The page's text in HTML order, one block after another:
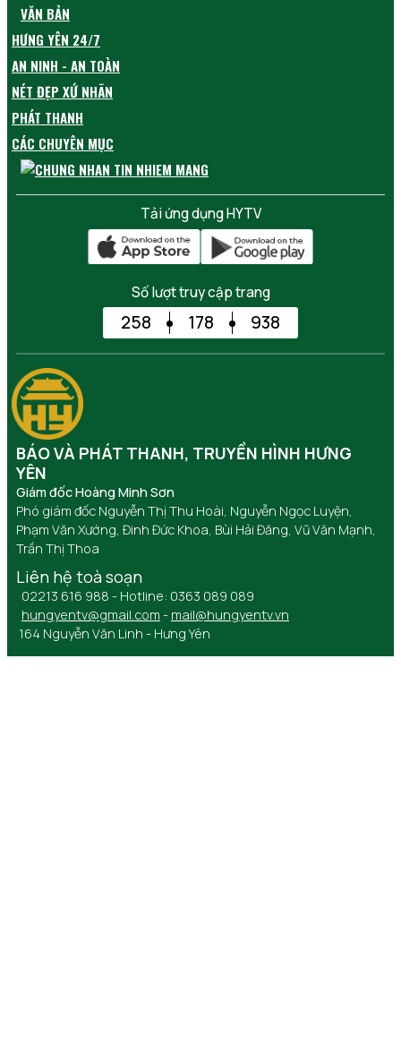
VĂN BẢN
HƯNG YÊN 24/7
AN NINH - AN TOÀN
NÉT ĐẸP XỨ NHÃN
PHÁT THANH
CÁC CHUYÊN MỤC
Tải ứng dụng HYTV
Số lượt truy cập trang
258 178 938
BÁO VÀ PHÁT THANH, TRUYỀN HÌNH HƯNG
YÊN
Giám đốc Hoàng Minh Sơn
Phó giám đốc Nguyễn Thị Thu Hoài, Nguyễn Ngọc Luyện,
Phạm Văn Xướng, Đinh Đức Khoa, Bùi Hải Đăng, Vũ Văn Mạnh,
Trần Thị Thoa
Liên hệ toà soạn
02213 616 988 - Hotline: 0363 089 089
hungyentv@gmail.com - mail@hungyentv.vn
164 Nguyễn Văn Linh - Hưng Yên